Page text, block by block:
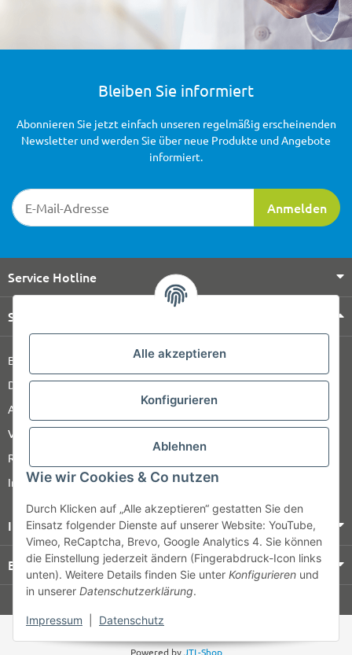
Alle akzeptieren
Konfigurieren
Ablehnen
Wie wir Cookies & Co nutzen
Durch Klicken auf „Alle akzeptieren“ gestatten Sie den
Einsatz folgender Dienste auf unserer Website: YouTube,
Vimeo, ReCaptcha, Brevo, Google Analytics 4. Sie können
die Einstellung jederzeit ändern (Fingerabdruck-Icon links
unten). Weitere Details finden Sie unter Konfigurieren und
in unserer Datenschutzerklärung.
Impressum Datenschutz
Bleiben Sie informiert
Newsletter-Registrierung
Anmelden
Abonnieren Sie jetzt einfach unseren regelmäßig erscheinenden
Newsletter und werden Sie über neue Produkte und Angebote
informiert.
Service Hotline
Shop Service
Barrierefreiheitserklärung
Datenschutz
AGB
Versandinformationen
Retour
Impressum
Informationen
Bezahlung & Versand
© HOZ MEDI WERK
* Alle Preise zzgl. gesetzlicher USt., zzgl.
Powered byJTL-Shop